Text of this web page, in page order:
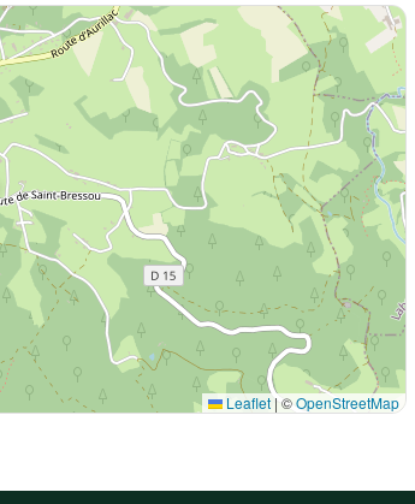
Leaflet | ©OpenStreetMap